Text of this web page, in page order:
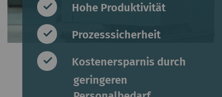
Hohe Produktivität
Prozesssicherheit
Kostenersparnis durch
geringeren